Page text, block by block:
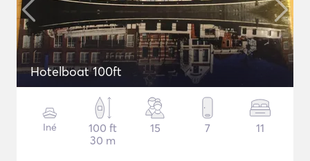
Hotelboat 100ft
Iné
100 ft
30 m
15 7 11